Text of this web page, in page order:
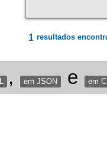
1 resultados
, em JSON e em